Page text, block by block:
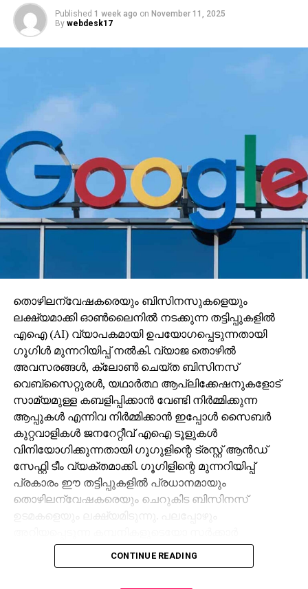
Published 1 week ago on November 11, 2025
By webdesk17
തൊഴിലന്വേഷകരെയും ബിസിനസുകളെയും
ലക്ഷ്യമാക്കി ഓണ്‍ലൈനില്‍ നടക്കുന്ന തട്ടിപ്പുകളില്‍
എഐ (AI) വ്യാപകമായി ഉപയോഗപ്പെടുന്നതായി
ഗൂഗിള്‍ മുന്നറിയിപ്പ് നല്‍കി. വ്യാജ തൊഴില്‍
അവസരങ്ങള്‍, ക്ലോണ്‍ ചെയ്ത ബിസിനസ്
വെബ്‌സൈറ്റുരള്‍, യഥാര്‍ത്ഥ ആപ്ലിക്കേഷനുകളോട്
സാമ്യമുള്ള കബളിപ്പിക്കാന്‍ വേണ്ടി നിര്‍മ്മിക്കുന്ന
ആപ്പുകള്‍ എന്നിവ നിര്‍മ്മിക്കാന്‍ ഇപ്പോള്‍ സൈബര്‍
കുറ്റവാളികള്‍ ജനറേറ്റീവ് എഐ ടൂളുകള്‍
വിനിയോഗിക്കുന്നതായി ഗൂഗുളിന്റെ ട്രസ്റ്റ് ആന്‍ഡ്
സേഫ്റ്റി ടീം വ്യക്തമാക്കി. ഗൂഗിളിന്റെ മുന്നറിയിപ്പ്
പ്രകാരം ഈ തട്ടിപ്പുകളില്‍ പ്രധാനമായും
തൊഴിലന്വേഷകരെയും ചെറുകിട ബിസിനസ്
ഏജന്‍സികളുടെയോ പേരില്‍ വ്യാജ ജോലി
ലിസ്റ്റിംഗുകള്‍ സൃഷ്ടിക്കപ്പെടുന്നു. ഇരകളോട്
CONTINUE READING